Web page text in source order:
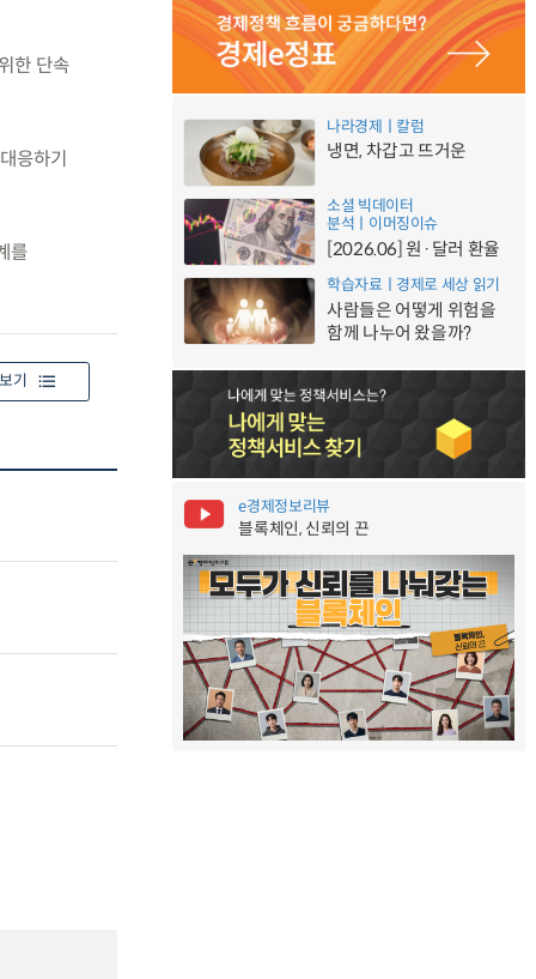
한 단속
응하기
를
기
나라경제ㅣ칼럼
냉면, 차갑고 뜨거운
소셜 빅데이터
분석ㅣ이머징이슈
[2026.06] 원·달러 환율
학습자료ㅣ경제로 세상 읽기
사람들은 어떻게 위험을
함께 나누어 왔을까?
e경제정보리뷰
블록체인, 신뢰의 끈